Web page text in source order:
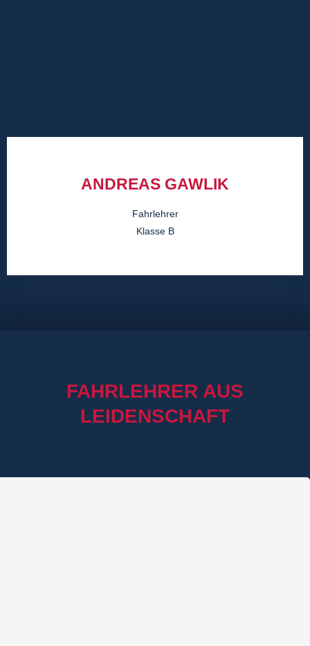
ANDREAS GAWLIK
Fahrlehrer
Klasse B
FAHRLEHRER AUS
LEIDENSCHAFT